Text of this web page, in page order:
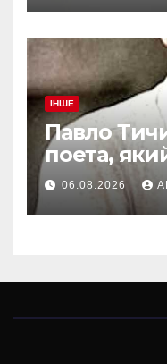
ІНШЕ
Павло
поета,
06.08.2026